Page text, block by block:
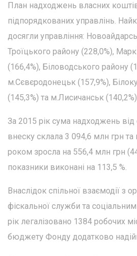
План надходжень власних
підпорядкованих управлінь.
досягли управління:
Троїцького району (228,0%),
(166,4%), Біловодського району
м.Сєвєродонецьк (157,9%),
(145,3%) та м.Лисичанськ
За 2015 рік сума надходжень від
внеску склала 3 094,6 млн грн та
роком зросла на 556,4 млн грн
показники виконані на 113,5 %.
Внаслідок спільної взаємодії з
фіскальної служби та
рік легалізовано 1384 робочих
бюджету Фонду додатково